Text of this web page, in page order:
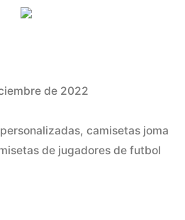
de 2022
, camisetas joma
de jugadores de futbol